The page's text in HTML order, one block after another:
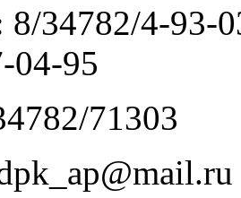
8/34782/4-93-
04-95
71303